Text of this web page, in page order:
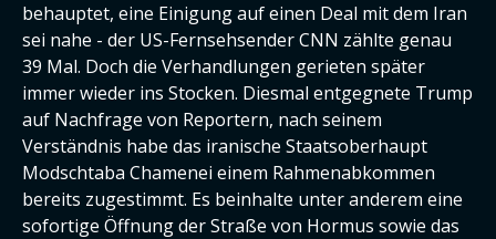
behauptet, eine Einigung auf einen Deal mit dem Iran
sei nahe - der US-Fernsehsender CNN zählte genau
39 Mal. Doch die Verhandlungen gerieten später
immer wieder ins Stocken. Diesmal entgegnete Trump
auf Nachfrage von Reportern, nach seinem
Verständnis habe das iranische Staatsoberhaupt
Modschtaba Chamenei einem Rahmenabkommen
bereits zugestimmt. Es beinhalte unter anderem eine
sofortige Öffnung der Straße von Hormus sowie das